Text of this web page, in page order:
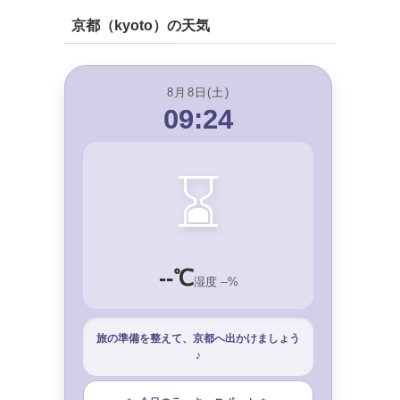
京都（kyoto）の天気
8月8日(土)
09:24
⌛
--℃湿度 --%
旅の準備を整えて、京都へ出かけましょう
♪